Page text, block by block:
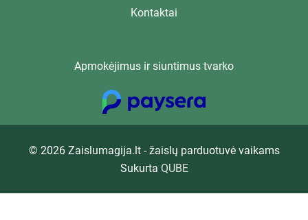
Kontaktai
Apmokėjimus ir siuntimus tvarko
© 2026 Zaislumagija.lt - žaislų parduotuvė vaikams
Sukurta QUBE